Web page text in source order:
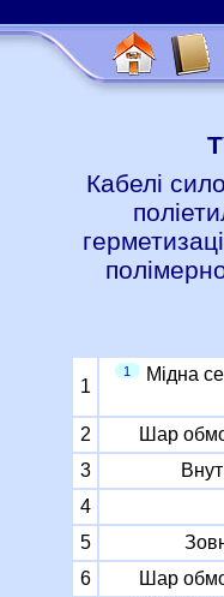
Кабелі
1
1 Мідна
2
Шар
3
4
5
6
Шар